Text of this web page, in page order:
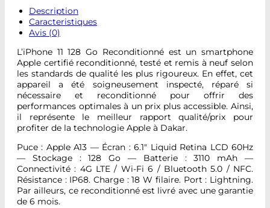
Description
Caracteristiques
Avis (0)
L’iPhone 11 128 Go Reconditionné est un smartphone
Apple certifié reconditionné, testé et remis à neuf selon
les standards de qualité les plus rigoureux. En effet, cet
appareil a été soigneusement inspecté, réparé si
nécessaire et reconditionné pour offrir des
performances optimales à un prix plus accessible. Ainsi,
il représente le meilleur rapport qualité/prix pour
profiter de la technologie Apple à Dakar.
Puce : Apple A13 — Écran : 6.1″ Liquid Retina LCD 60Hz
— Stockage : 128 Go — Batterie : 3110 mAh —
Connectivité : 4G LTE / Wi-Fi 6 / Bluetooth 5.0 / NFC.
Résistance : IP68. Charge : 18 W filaire. Port : Lightning.
Par ailleurs, ce reconditionné est livré avec une garantie
de 6 mois.